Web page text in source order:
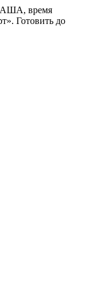
время
Готовить до